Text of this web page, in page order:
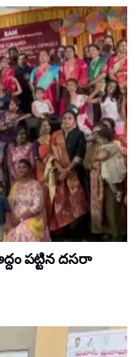
పట్టిన దసరా